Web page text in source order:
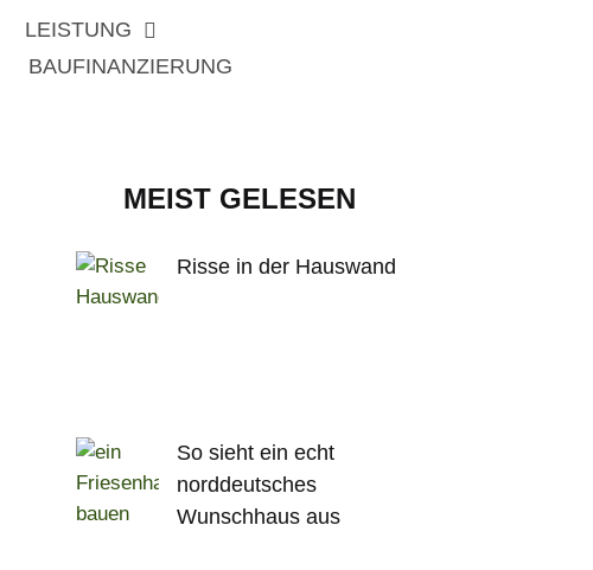
LEISTUNG
BAUFINANZIERUNG
MEIST GELESEN
Risse in der Hauswand
So sieht ein echt
norddeutsches
Wunschhaus aus